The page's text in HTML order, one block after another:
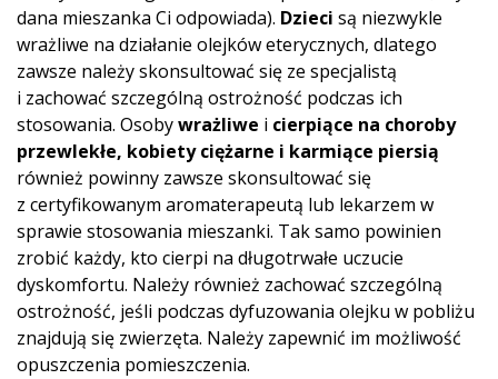
dana mieszanka Ci odpowiada). Dzieci są niezwykle
wrażliwe na działanie olejków eterycznych, dlatego
zawsze należy skonsultować się ze specjalistą
i zachować szczególną ostrożność podczas ich
stosowania. Osobywrażliwe i cierpiące na choroby
przewlekłe, kobiety ciężarne i karmiące piersią
również powinny zawsze skonsultować się
z certyfikowanym aromaterapeutą lub lekarzem w
sprawie stosowania mieszanki. Tak samo powinien
zrobić każdy, kto cierpi na długotrwałe uczucie
dyskomfortu. Należy również zachować szczególną
ostrożność, jeśli podczas dyfuzowania olejku w pobliżu
znajdują się zwierzęta. Należy zapewnić im możliwość
opuszczenia pomieszczenia.